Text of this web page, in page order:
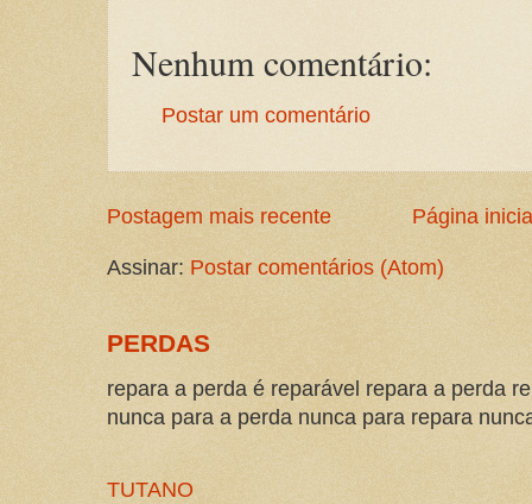
Nenhum comentário:
Postar um comentário
Postagem mais recente Página
Assinar: Postar comentários (Atom)
PERDAS
repara a perda é reparável repara a perda
nunca para a perda nunca para repara
TUTANO